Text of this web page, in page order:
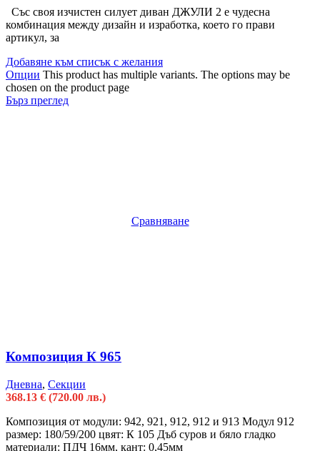
Със своя изчистен силует диван ДЖУЛИ 2 е чудесна
комбинация между дизайн и изработка, което го прави
артикул, за
Добавяне към списък с желания
Опции This product has multiple variants. The options may be
chosen on the product page
Бърз преглед
Сравняване
Композиция К 965
Дневна, Секции
368.13 € (720.00 лв.)
Композиция от модули: 942, 921, 912, 912 и 913 Модул 912
размер: 180/59/200 цвят: К 105 Дъб суров и бяло гладко
материали: ПДЧ 16мм, кант: 0,45мм